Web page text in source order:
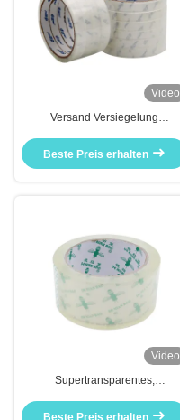
Video
Versand Versiegelung
Ausgezeichnete Qualität
Geräuscharme Verpackung
Beste Preis erhalten
Video
Supertransparentes,
Versiegeln von Kisten